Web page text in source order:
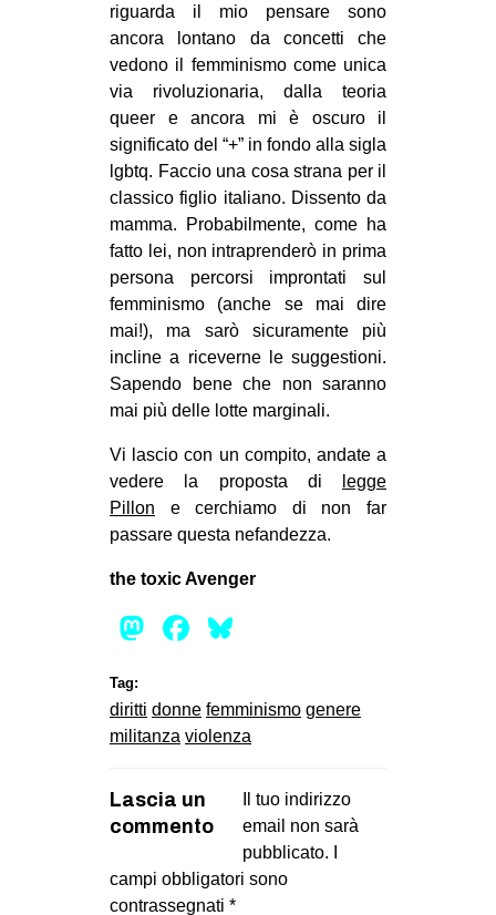
riguarda il mio pensare sono
ancora lontano da concetti che
vedono il femminismo come unica
via rivoluzionaria, dalla teoria
queer e ancora mi è oscuro il
significato del “+” in fondo alla sigla
lgbtq. Faccio una cosa strana per il
classico figlio italiano. Dissento da
mamma. Probabilmente, come ha
fatto lei, non intraprenderò in prima
persona percorsi improntati sul
femminismo (anche se mai dire
mai!), ma sarò sicuramente più
incline a riceverne le suggestioni.
Sapendo bene che non saranno
mai più delle lotte marginali.
Vi lascio con un compito, andate a
vedere la proposta di
legge
Pillon e cerchiamo di non far
passare questa nefandezza.
the toxic Avenger
Mastodon
Facebook
Tag:
diritti donne femminismo genere
militanza violenza
Lascia un
commento
Il tuo indirizzo
email non sarà
pubblicato.
campi obbligatori sono
contrassegnati *